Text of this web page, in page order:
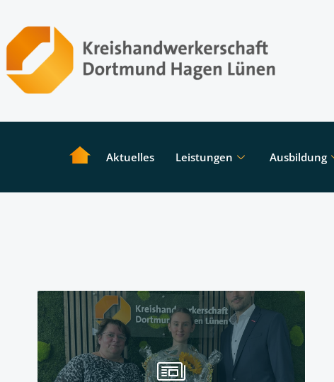
Aktuelles Leistungen Ausbildung